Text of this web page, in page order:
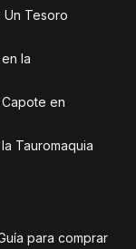
Un Tesoro
la
en
Tauromaquia
para comprar